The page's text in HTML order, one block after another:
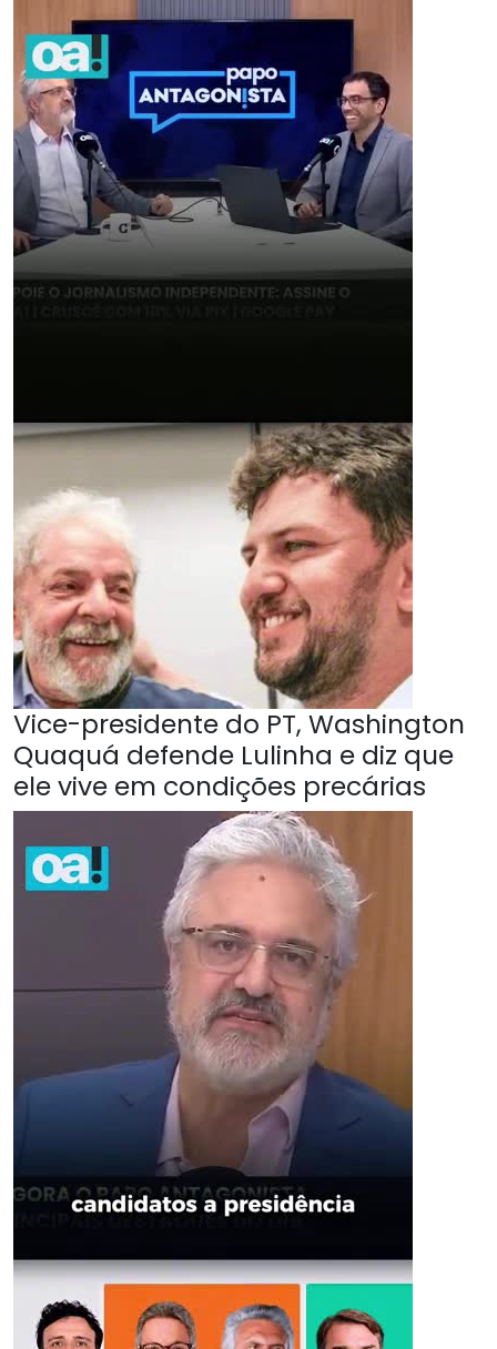
Vice-presidente do PT, Washington
Quaquá defende Lulinha e diz que
ele vive em condições precárias